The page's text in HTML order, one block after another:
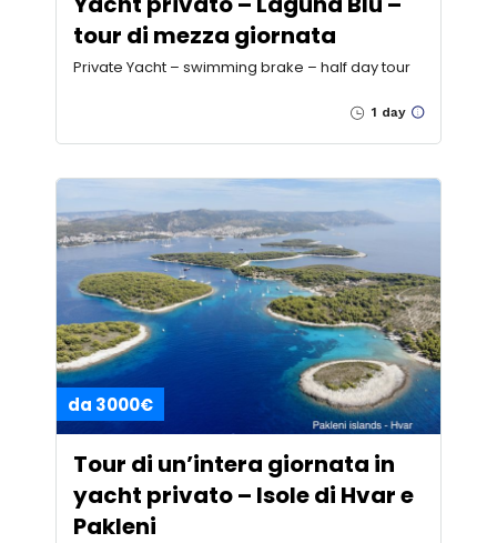
tour di mezza giornata
Private Yacht – swimming brake – half day tour
1 day
da 3000€
Tour di un’intera giornata in
yacht privato – Isole di Hvar e
Pakleni